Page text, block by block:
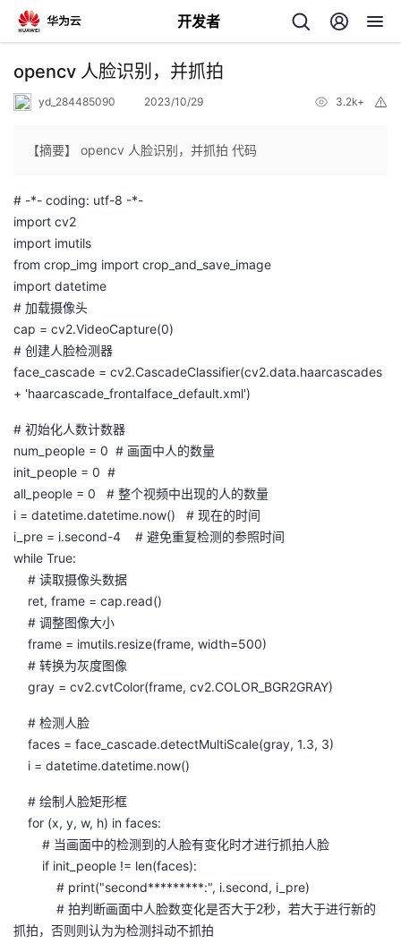
开发者
返
人
主
页
的
开
发
者
我
的
博
客
我
的
论
坛
我
的
圈
子
我
的
直
播
我
的
活
我
的
注
我
的
开
发
者
学
堂
我
的
课
我
的
我
验
收
藏
我
的
Programs
我
的
支
持
我
的
技
术
支
持
我
的
云
声
建
议
opencv 人脸识别，并抓拍
yd_284485090 2023/10/29 3.2k+
【摘要】 opencv 人脸识别，并抓拍 代码
# -*- coding: utf-8 -*-
import cv2
import imutils
from crop_img import crop_and_save_image
import datetime
# 加载摄像头
cap = cv2.VideoCapture(0)
# 创建人脸检测器
face_cascade = cv2.CascadeClassifier(cv2.data.haarcascades
+ 'haarcascade_frontalface_default.xml')
# 初始化人数计数器
num_people = 0 # 画面中人的数量
init_people = 0 #
all_people = 0 # 整个视频中出现的人的数量
i = datetime.datetime.now() # 现在的时间
i_pre = i.second-4 # 避免重复检测的参照时间
while True:
# 读取摄像头数据
ret, frame = cap.read()
# 调整图像大小
frame = imutils.resize(frame, width=500)
# 转换为灰度图像
gray = cv2.cvtColor(frame, cv2.COLOR_BGR2GRAY)
# 检测人脸
faces = face_cascade.detectMultiScale(gray, 1.3, 3)
i = datetime.datetime.now()
# 绘制人脸矩形框
for (x, y, w, h) in faces:
# 当画面中的检测到的人脸有变化时才进行抓拍人脸
if init_people != len(faces):
# print("second*********:", i.second, i_pre)
# 拍判断画面中人脸数变化是否大于2秒，若大于进行新的
抓拍，否则则认为为检测抖动不抓拍